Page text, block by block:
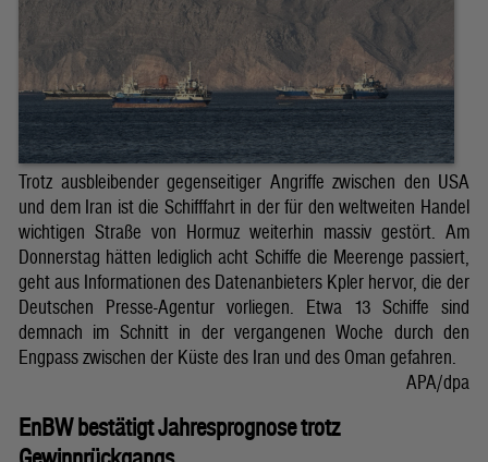
Trotz ausbleibender gegenseitiger Angriffe zwischen den USA
und dem Iran ist die Schifffahrt in der für den weltweiten Handel
wichtigen Straße von Hormuz weiterhin massiv gestört. Am
Donnerstag hätten lediglich acht Schiffe die Meerenge passiert,
geht aus Informationen des Datenanbieters Kpler hervor, die der
Deutschen Presse-Agentur vorliegen. Etwa 13 Schiffe sind
demnach im Schnitt in der vergangenen Woche durch den
Engpass zwischen der Küste des Iran und des Oman gefahren.
APA/dpa
EnBW bestätigt Jahresprognose trotz